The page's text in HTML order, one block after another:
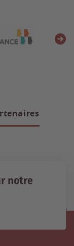
notre